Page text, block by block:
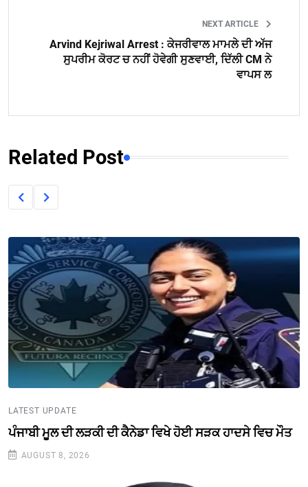
NEXT ARTICLE
Arvind Kejriwal Arrest : ਕੇਜਰੀਵਾਲ ਮਾਮਲੇ ਦੀ ਅੱਜ
ਸੁਪਰੀਮ ਕੋਰਟ ਚ ਨਹੀਂ ਹੋਵੇਗੀ ਸੁਣਵਾਈ, ਦਿੱਲੀ CM ਨੇ
ਵਾਪਸ ਲ
Related Post
LATEST UPDATE
ਪੰਜਾਬੀ ਮੂਲ ਦੀ ਲੜਕੀ ਦੀ ਕੈਨੇਡਾ ਵਿਖੇ ਹੋਈ ਸੜਕ ਹਾਦਸੇ ਵਿਚ ਮੌਤ
AUGUST 8, 2026